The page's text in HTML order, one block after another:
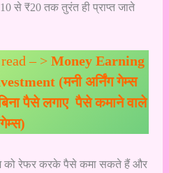
से ₹20 तक तुरंत ही प्राप्त जाते
– > Money Earning
(मनी अर्निंग गेम्स
पैसे लगाए पैसे कमाने वाले
गेम्स)
को रेफर करके पैसे कमा सकते हैं और